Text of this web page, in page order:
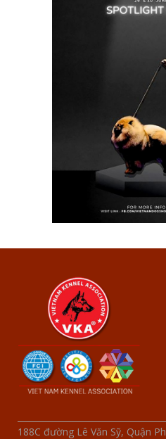
188C đường Lê Văn Sỹ, Quận